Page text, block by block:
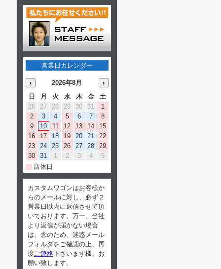
営業日カレンダー
‹ 2026年8月
›
日
月 火 水 木 金
土
26
27 28 29 30 31
1
2
3 4 5 6 7
8
9
10 11 12 13 14
15
16
17 18 19 20 21
22
23
24 25 26 27 28
29
30
31 1 2 3 4
5
店休日
カスタムワゴンはお客様か
らのメールに対し、必ず２
営業日以内に返信させて頂
いております。万一、当社
より返信が届かない場合
は、念のため、迷惑メール
フォルダをご確認の上、再
度 ご連絡下さいます様、お
願い致します。